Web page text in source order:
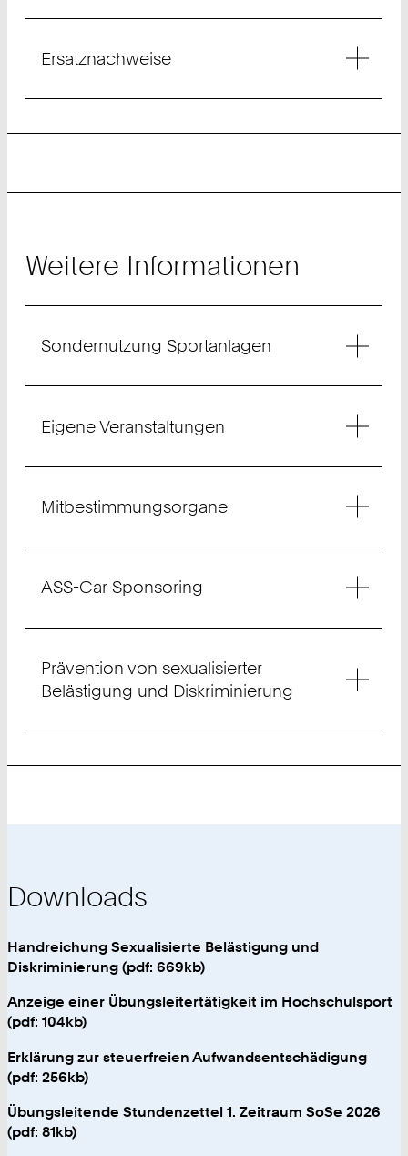
Ersatznachweise
Weitere Informationen
Sondernutzung Sportanlagen
Eigene Veranstaltungen
Mitbestimmungsorgane
ASS-Car Sponsoring
Prävention von sexualisierter
Belästigung und Diskriminierung
Downloads
Handreichung Sexualisierte Belästigung und
Diskriminierung (pdf: 669kb)
Anzeige einer Übungsleitertätigkeit im Hochschulsport
(pdf: 104kb)
Erklärung zur steuerfreien Aufwandsentschädigung
(pdf: 256kb)
Übungsleitende Stundenzettel 1. Zeitraum SoSe 2026
(pdf: 81kb)